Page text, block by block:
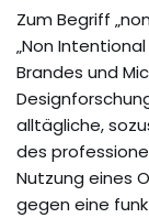
Zum Begriff
„Non
Brandes und
alltägliche,
des
Nutzung eines
gegen eine